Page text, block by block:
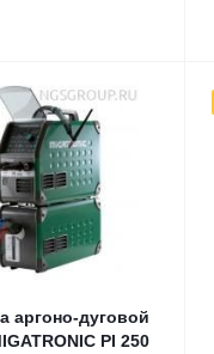
аргоно-дуговой
PI 250